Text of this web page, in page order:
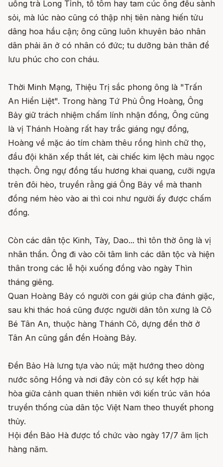
uống trà Long Tỉnh, tổ tôm hay tam cúc ông đều sành
sỏi, mà lúc nào cũng có thập nhị tiên nàng hiến tửu
dâng hoa hầu cận; ông cũng luôn khuyên bảo nhân
dân phải ăn ở có nhân có đức; tu dưỡng bản thân để
lưu phúc cho con cháu.
Thời Minh Mạng, Thiệu Trị sắc phong ông là "Trấn
An Hiển Liệt". Trong hàng Tứ Phủ Ông Hoàng, Ông
Bảy giữ trách nhiệm chấm lính nhận đồng, Ông cũng
là vị Thánh Hoàng rất hay trắc giáng ngự đồng,
Hoàng về mặc áo tím chàm thêu rồng hình chữ thọ,
đầu đội khăn xếp thắt lét, cài chiếc kim lệch màu ngọc
thạch. Ông ngự đồng tấu hương khai quang, cưỡi ngựa
trên đôi hèo, truyền rằng giá Ông Bảy về mà thanh
đồng ném hèo vào ai thì coi như người ấy được chấm
đồng.
Còn các dân tộc Kinh, Tày, Dao... thì tôn thờ ông là vị
nhân thần. Ông đi vào cõi tâm linh các dân tộc và hiện
thân trong các lễ hội xuống đồng vào ngày Thìn
tháng giêng.
Quan Hoàng Bảy có người con gái giúp cha đánh giặc,
sau khi thác hoá cũng được người dân tôn xưng là Cô
Bé Tân An, thuộc hàng Thánh Cô, dựng đền thờ ở
Tân An cũng gần đền Hoàng Bảy.
Đền Bảo Hà lưng tựa vào núi; mặt hướng theo dòng
nước sông Hồng và nơi đây còn có sự kết hợp hài
hòa giữa cảnh quan thiên nhiên với kiến trúc văn hóa
truyền thống của dân tộc Việt Nam theo thuyết phong
thủy.
Hội đền Bảo Hà được tổ chức vào ngày 17/7 âm lịch
hàng năm.